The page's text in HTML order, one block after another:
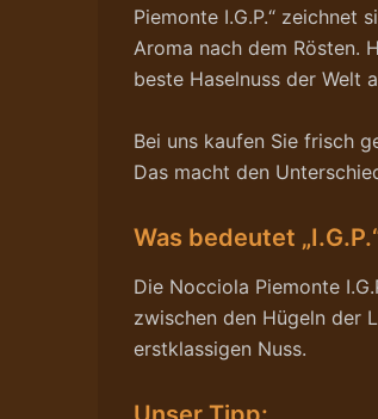
Piemonte I.G.P.“
Aroma nach dem Rösten.
beste Haselnuss der Welt
Bei uns kaufen Sie frisch
Das macht den
Was bedeutet
Die Nocciola Piemonte
zwischen den Hügeln der
erstklassigen Nuss.